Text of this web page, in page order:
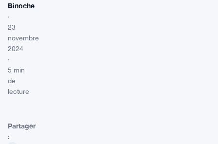
Binoche
·
23
novembre
2024
·
5 min
de
lecture
Partager
: